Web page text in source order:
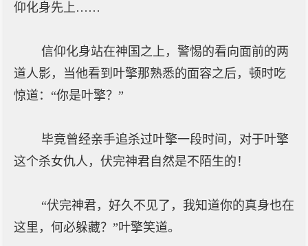
仰化身先上……
信仰化身站在神国之上，警惕的看向面前的两
道人影，当他看到叶擎那熟悉的面容之后，顿时吃
惊道：“你是叶擎？”
毕竟曾经亲手追杀过叶擎一段时间，对于叶擎
这个杀女仇人，伏完神君自然是不陌生的！
“伏完神君，好久不见了，我知道你的真身也在
这里，何必躲藏？”叶擎笑道。